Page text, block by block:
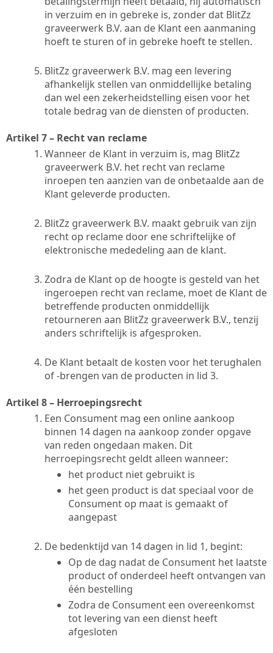
in verzuim en in gebreke is, zonder dat BlitZz
graveerwerk B.V. aan de Klant een aanmaning
hoeft te sturen of in gebreke hoeft te stellen.
BlitZz graveerwerk B.V. mag een levering
afhankelijk stellen van onmiddellijke betaling
dan wel een zekerheidstelling eisen voor het
totale bedrag van de diensten of producten.
Artikel 7 – Recht van reclame
Wanneer de Klant in verzuim is, mag BlitZz
graveerwerk B.V. het recht van reclame
inroepen ten aanzien van de onbetaalde aan de
Klant geleverde producten.
BlitZz graveerwerk B.V. maakt gebruik van zijn
recht op reclame door ene schriftelijke of
elektronische mededeling aan de klant.
Zodra de Klant op de hoogte is gesteld van het
ingeroepen recht van reclame, moet de Klant de
betreffende producten onmiddellijk
retourneren aan BlitZz graveerwerk B.V., tenzij
anders schriftelijk is afgesproken.
De Klant betaalt de kosten voor het terughalen
of -brengen van de producten in lid 3.
Artikel 8 – Herroepingsrecht
Een Consument mag een online aankoop
binnen 14 dagen na aankoop zonder opgave
van reden ongedaan maken. Dit
herroepingsrecht geldt alleen wanneer:
het product niet gebruikt is
het geen product is dat speciaal voor de
Consument op maat is gemaakt of
aangepast
De bedenktijd van 14 dagen in lid 1, begint:
Op de dag nadat de Consument het laatste
product of onderdeel heeft ontvangen van
één bestelling
Zodra de Consument een overeenkomst
tot levering van een dienst heeft
afgesloten